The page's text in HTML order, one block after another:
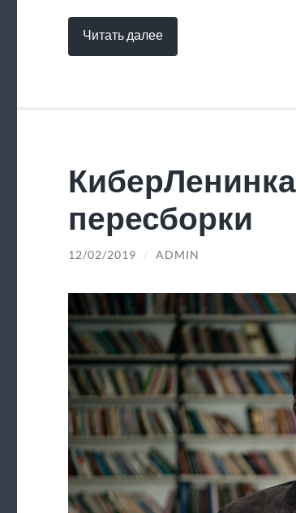
Читать далее
пересборки
12/02/2019 / ADMIN